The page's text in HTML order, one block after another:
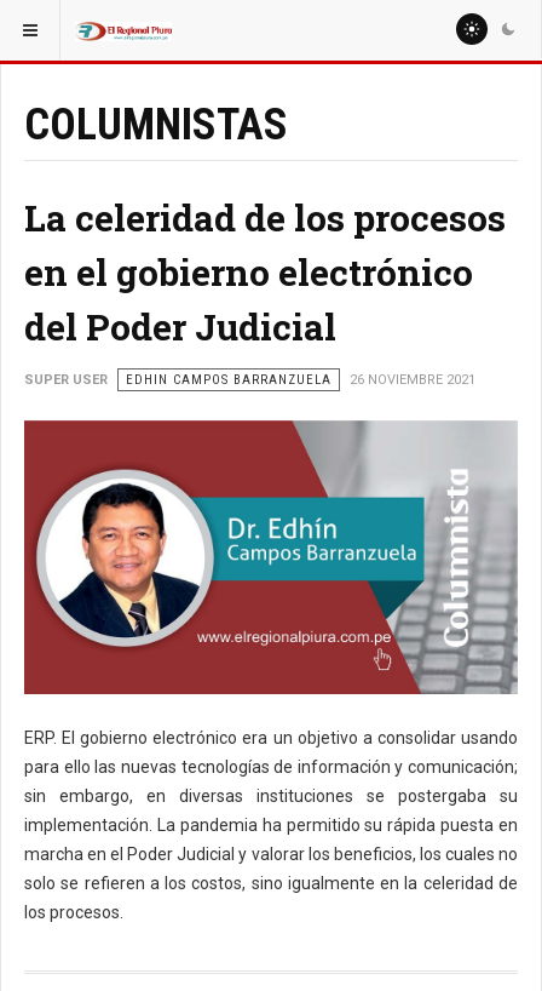
ESTÁ AQUÍ:
COLUMNISTAS
La celeridad de los procesos
en el gobierno electrónico
del Poder Judicial
SUPER USER EDHIN CAMPOS BARRANZUELA 26 NOVIEMBRE 2021
ERP. El gobierno electrónico era un objetivo a consolidar usando
para ello las nuevas tecnologías de información y comunicación;
sin embargo, en diversas instituciones se postergaba su
implementación. La pandemia ha permitido su rápida puesta en
marcha en el Poder Judicial y valorar los beneficios, los cuales no
solo se refieren a los costos, sino igualmente en la celeridad de
los procesos.